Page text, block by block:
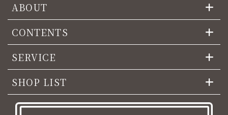
ABOUT
CONTENTS
SERVICE
SHOP LIST